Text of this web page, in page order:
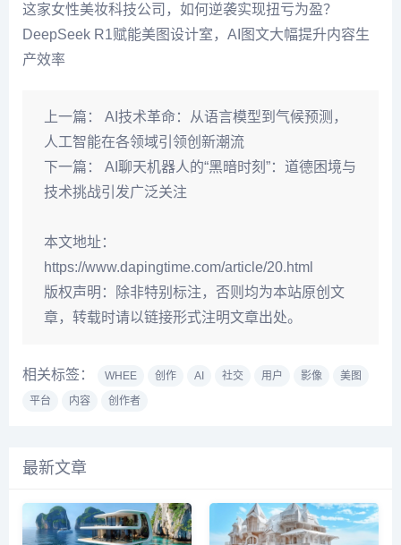
这家女性美妆科技公司，如何逆袭实现扭亏为盈？
DeepSeek R1赋能美图设计室，AI图文大幅提升内容生
产效率
上一篇： AI技术革命：从语言模型到气候预测，
人工智能在各领域引领创新潮流
下一篇： AI聊天机器人的“黑暗时刻”：道德困境与
技术挑战引发广泛关注
本文地址：
https://www.dapingtime.com/article/20.html
版权声明：
除非特别标注，否则均为本站原创文
章，转载时请以链接形式注明文章出处。
相关标签： WHEE 创作 AI 社交 用户 影像
美图
平台
内容 创作者
最新文章